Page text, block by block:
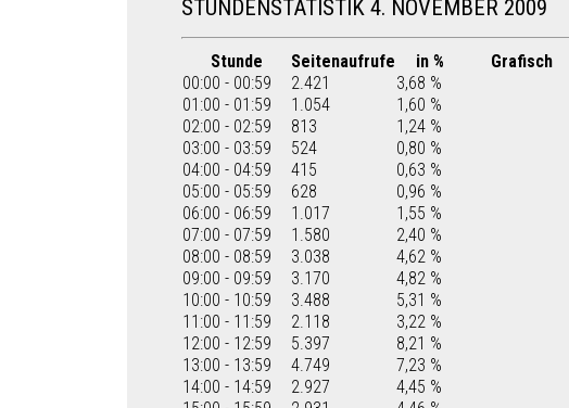
STUNDENSTATISTIK 4. NOVEMBER 2009
Stunde Seitenaufrufe in % Grafisch
00:00 - 00:59
2.421 3,68 %
01:00 - 01:59
1.054 1,60 %
02:00 - 02:59
813 1,24 %
03:00 - 03:59
524 0,80 %
04:00 - 04:59
415 0,63 %
05:00 - 05:59
628 0,96 %
06:00 - 06:59
1.017 1,55 %
07:00 - 07:59
1.580 2,40 %
08:00 - 08:59
3.038 4,62 %
09:00 - 09:59
3.170 4,82 %
10:00 - 10:59
3.488 5,31 %
11:00 - 11:59
2.118 3,22 %
12:00 - 12:59
5.397 8,21 %
13:00 - 13:59
4.749 7,23 %
14:00 - 14:59
2.927 4,45 %